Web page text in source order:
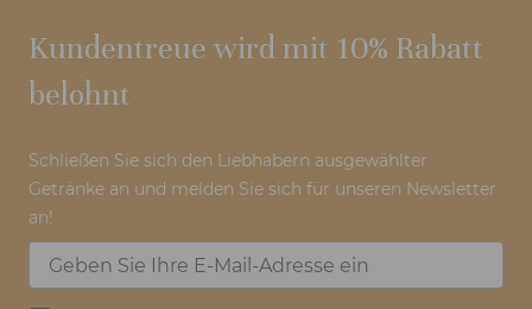
Kundentreue wird mit 10% Rabatt
belohnt
Schließen Sie sich den Liebhabern ausgewählter
Getränke an und melden Sie sich für unseren Newsletter
an!